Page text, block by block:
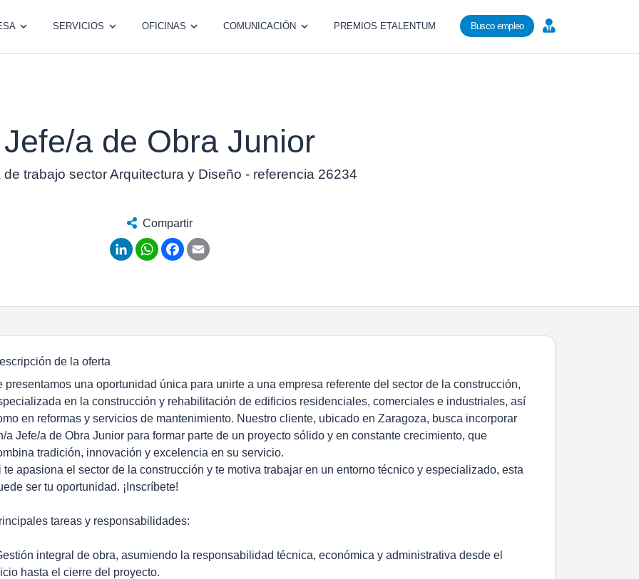
SERVICIOS OFICINAS COMUNICACIÓN PREMIOS ETALENTUM Busco empleo
Jefe/a de Obra Junior
de trabajo sector Arquitectura y Diseño - referencia 26234
Compartir
LinkedInWhatsApp
Facebook
de la oferta
presentamos una oportunidad única para unirte a una empresa referente del sector de la construcción,
en la construcción y rehabilitación de edificios residenciales, comerciales e industriales, así
en reformas y servicios de mantenimiento. Nuestro cliente, ubicado en Zaragoza, busca incorporar
a Jefe/a de Obra Junior para formar parte de un proyecto sólido y en constante crecimiento, que
tradición, innovación y excelencia en su servicio.
te apasiona el sector de la construcción y te motiva trabajar en un entorno técnico y especializado, esta
ser tu oportunidad. ¡Inscríbete!
tareas y responsabilidades:
integral de obra, asumiendo la responsabilidad técnica, económica y administrativa desde el
hasta el cierre del proyecto.